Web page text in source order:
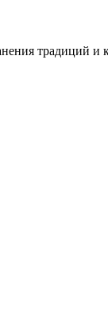
традиций и